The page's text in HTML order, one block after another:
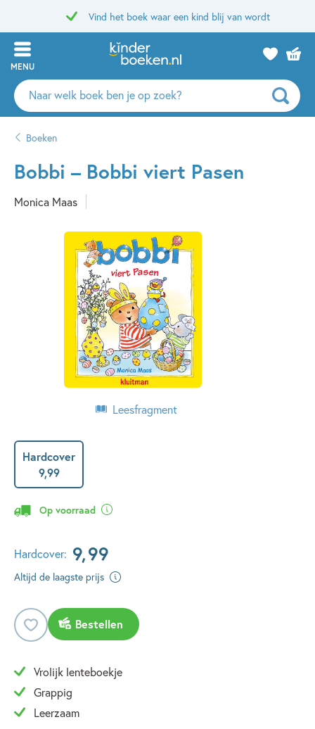
Vind het boek waar een kind blij van wordt
MENU
Zoeken
naar
auteurs
uitgevers
Boeken
Bobbi – Bobbi viert Pasen
Monica Maas
Leesfragment
Hardcover
9,99
Op voorraad
Hardcover: 9,99
Altijd de laagste prijs
Bestellen
Vrolijk lenteboekje
Grappig
Leerzaam